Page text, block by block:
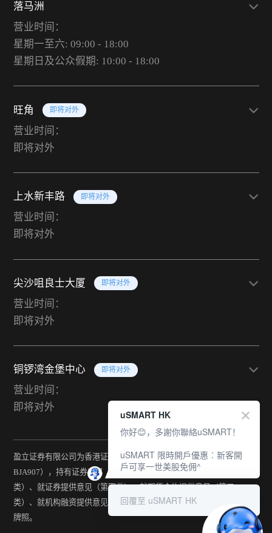
落马洲
营业时间：
星期一至六: 09:00 - 18:00
星期日及公众假期: 10:00 - 18:00
旺角 即将对外
营业时间：
即将对外
上水新丰路 即将对外
营业时间：
即将对外
尖沙咀良士大厦 即将对外
营业时间：
即将对外
铜锣湾金堡中心 即将对外
营业时间：
即将对外
盈立证券有限公司为香港证监会持牌法团（中央编号：
BJA907），持有证券交易（第一类）、期货合约交易（第二
类）、就证券提供意见（第四类）、就期货合约提供意见（第五
类）、就机构融资提供意见（第六类）及提供资产管理（第九类）
牌照。
uSMART HK
你好😊，多謝你聯絡uSMART！
uSMART 限時開戶優惠︰新客開
戶可享一世美股免佣^
回覆至 uSMART HK